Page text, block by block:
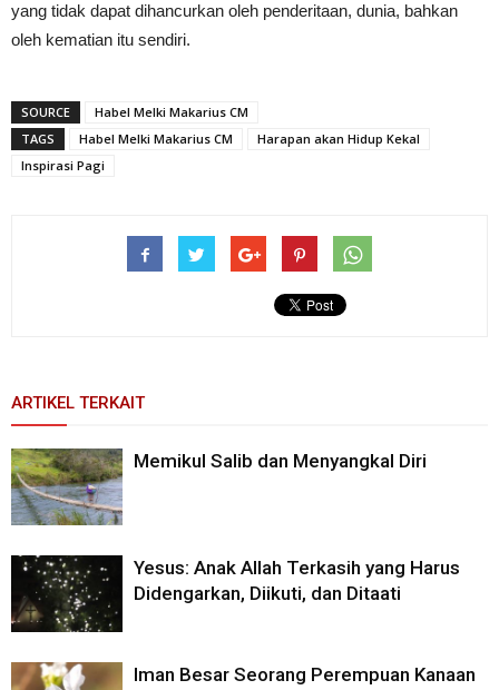
yang tidak dapat dihancurkan oleh penderitaan, dunia, bahkan
oleh kematian itu sendiri.
SOURCE
Habel Melki Makarius CM
TAGS
Habel Melki Makarius CM
Harapan akan Hidup Kekal
Inspirasi Pagi
ARTIKEL TERKAIT
Memikul Salib dan Menyangkal Diri
Yesus: Anak Allah Terkasih yang Harus
Didengarkan, Diikuti, dan Ditaati
Iman Besar Seorang Perempuan Kanaan